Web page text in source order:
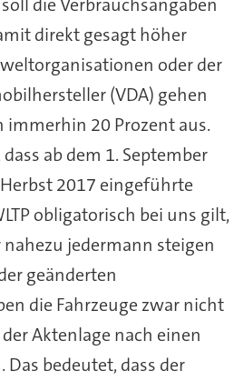
direkt gesagt höher
oder der
(VDA) gehen
immerhin 20 Prozent aus.
ab dem 1. September
2017 eingeführte
obligatorisch bei uns gilt,
nahezu jedermann steigen
geänderten
die Fahrzeuge zwar nicht
Aktenlage nach einen
bedeutet, dass der